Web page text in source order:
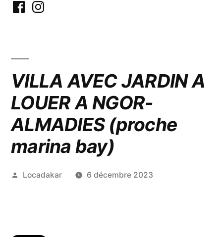
FacebookInstagram
VILLA AVEC JARDIN A
LOUER A NGOR-
ALMADIES (proche
marina bay)
Publié
Locadakar 6 décembre 2023